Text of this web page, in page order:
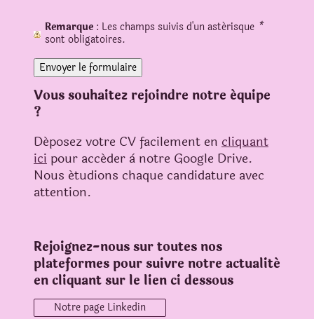
Remarque : Les champs suivis d'un astérisque *
sont obligatoires.
Vous souhaitez rejoindre notre équipe
?
Déposez votre CV facilement en cliquant
ici pour accéder à notre Google Drive.
Nous étudions chaque candidature avec
attention.
Rejoignez-nous sur toutes nos
plateformes pour suivre notre actualité
en cliquant sur le lien ci dessous
Notre page Linkedin